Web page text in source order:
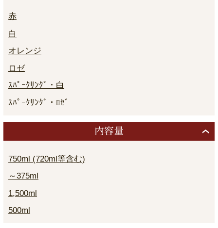
赤
白
オレンジ
ロゼ
ｽﾊﾟｰｸﾘﾝｸﾞ・白
ｽﾊﾟｰｸﾘﾝｸﾞ・ﾛｾﾞ
内容量
750ml (720ml等含む)
～375ml
1,500ml
500ml